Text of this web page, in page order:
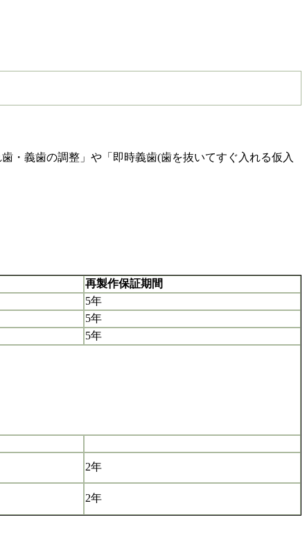
・義歯の調整」や「即時義歯(歯を抜いてすぐ入れる仮入
再製作保証期間
5年
5年
5年
2年
2年